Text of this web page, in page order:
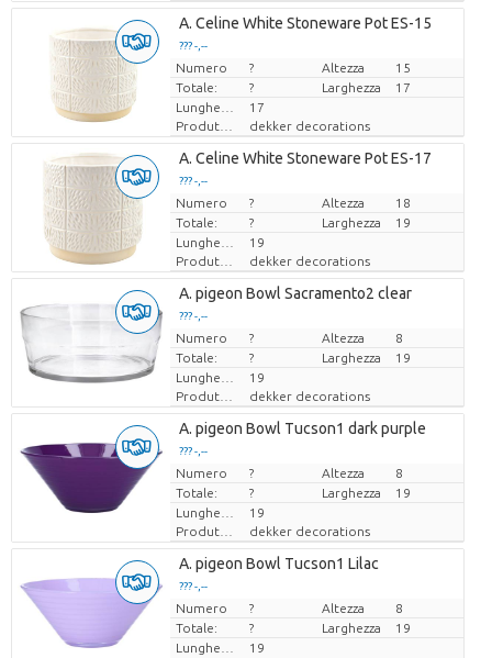
A. Celine White Stoneware Pot ES-15
??? -,--
Prezzo x uno
Numero ? Altezza
15
Totale:
? Larghezza
17
17
Produttore
dekker decorations
A. Celine White Stoneware Pot ES-17
??? -,--
Prezzo x uno
Numero ? Altezza
18
Totale:
? Larghezza
19
19
Produttore
dekker decorations
A. pigeon Bowl Sacramento2 clear
??? -,--
Prezzo x uno
Numero ? Altezza
8
Totale:
? Larghezza
19
19
Produttore
dekker decorations
A. pigeon Bowl Tucson1 dark purple
??? -,--
Prezzo x uno
Numero ? Altezza
8
Totale:
? Larghezza
19
19
Produttore
dekker decorations
A. pigeon Bowl Tucson1 Lilac
??? -,--
Prezzo x uno
Numero ? Altezza
8
Totale:
? Larghezza
19
19